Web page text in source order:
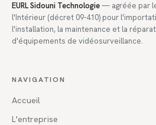
EURL Sidouni Technologie— agréée par
l'Intérieur (décret 09-410) pour
l'installation, la maintenance et la
d'équipements de vidéosurveillance.
NAVIGATION
Accueil
L'entreprise